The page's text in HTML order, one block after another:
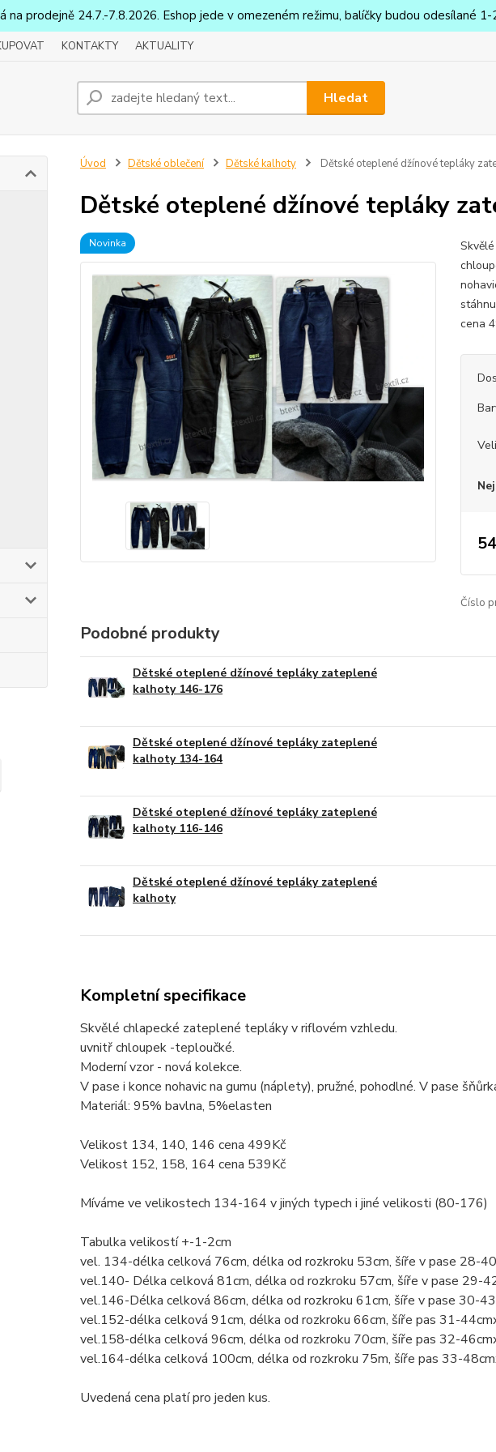
na prodejně 24.7.-7.8.2026. Eshop jede v omezeném režimu, balíčky budou odesílané
KONTAKTY AKTUALITY
Hledat
Úvod Dětské oblečení Dětské kalhoty Dětské oteplené džínové tepláky
Dětské oteplené džínové tepláky
Novinka
cena
Číslo
Podobné produkty
Dětské oteplené džínové tepláky zateplené
kalhoty 146-176
Dětské oteplené džínové tepláky zateplené
kalhoty 134-164
Dětské oteplené džínové tepláky zateplené
kalhoty 116-146
Dětské oteplené džínové tepláky zateplené
kalhoty
Kompletní specifikace
Skvělé chlapecké zateplené tepláky v riflovém vzhledu.
uvnitř chloupek -teploučké.
Moderní vzor - nová kolekce.
V pase i konce nohavic na gumu (náplety), pružné, pohodlné. V pase
Materiál: 95% bavlna, 5%elasten
Velikost 134, 140, 146 cena 499Kč
Velikost 152, 158, 164 cena 539Kč
Míváme ve velikostech 134-164 v jiných typech i jiné velikosti (80-176)
Tabulka velikostí +-1-2cm
vel. 134-délka celková 76cm, délka od rozkroku 53cm, šíře v pase 28-
vel.140- Délka celková 81cm, délka od rozkroku 57cm, šíře v pase 29-
vel.146-Délka celková 86cm, délka od rozkroku 61cm, šíře v pase 30-
vel.152-délka celková 91cm, délka od rozkroku 66cm, šíře pas 31-
vel.158-délka celková 96cm, délka od rozkroku 70cm, šíře pas 32-
vel.164-délka celková 100cm, délka od rozkroku 75m, šíře pas 33-
Uvedená cena platí pro jeden kus.